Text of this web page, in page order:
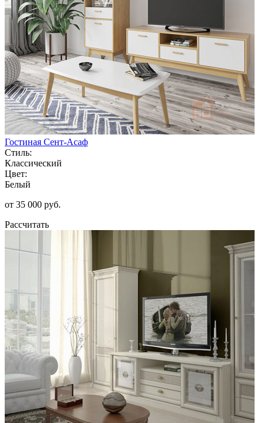
Гостиная Сент-Асаф
Стиль:
Классический
Цвет:
Белый
от 35 000 руб.
Рассчитать